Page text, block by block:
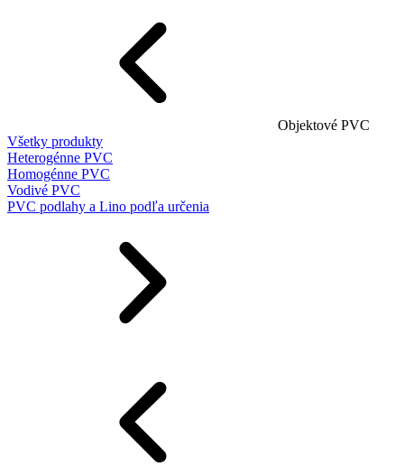
Objektové PVC
Všetky produkty
Heterogénne PVC
Homogénne PVC
Vodivé PVC
PVC podlahy a Lino podľa určenia